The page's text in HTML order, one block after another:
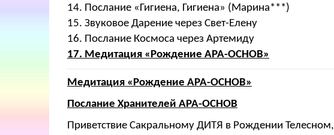
14. Послание «Гигиена, Гигиена» (Марина***)
15. Звуковое Дарение через Свет-Елену
16. Послание Космоса через Артемиду
17. Медитация «Рождение АРА-ОСНОВ»
Медитация «Рождение АРА-ОСНОВ»
Послание Хранителей АРА-ОСНОВ
Приветствие Сакральному ДИТЯ в Рождении Телесном,